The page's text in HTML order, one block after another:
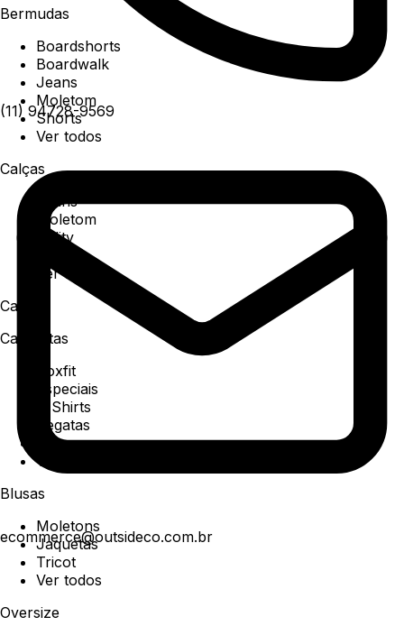
(11) 94728-9569
ecommerce@outsideco.com.br
Bermudas
Boardshorts
Boardwalk
Jeans
Moletom
Shorts
Ver todos
Calças
Jeans
Moletom
Utility
Ver todos
Camisa
Camisetas
Boxfit
Especiais
T-Shirts
Regatas
Polo
Ver todos
Blusas
Moletons
Jaquetas
Tricot
Ver todos
Oversize